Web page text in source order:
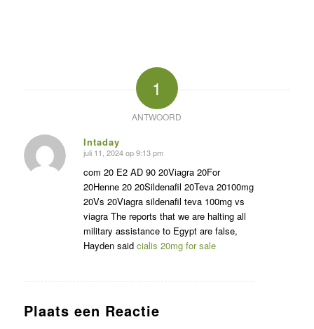
1
ANTWOORD
Intaday
zegt:
juli 11, 2024 op 9:13 pm
com 20 E2 AD 90 20Viagra 20For
20Henne 20 20Sildenafil 20Teva 20100mg
20Vs 20Viagra sildenafil teva 100mg vs
viagra The reports that we are halting all
military assistance to Egypt are false,
Hayden said cialis 20mg for sale
Plaats een Reactie